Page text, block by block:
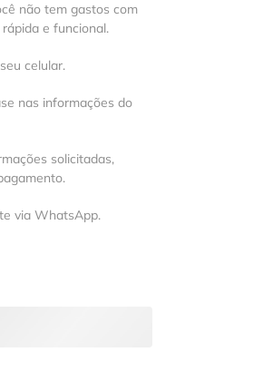
não tem gastos com
e funcional.
celular.
nas informações do
solicitadas,
via WhatsApp.